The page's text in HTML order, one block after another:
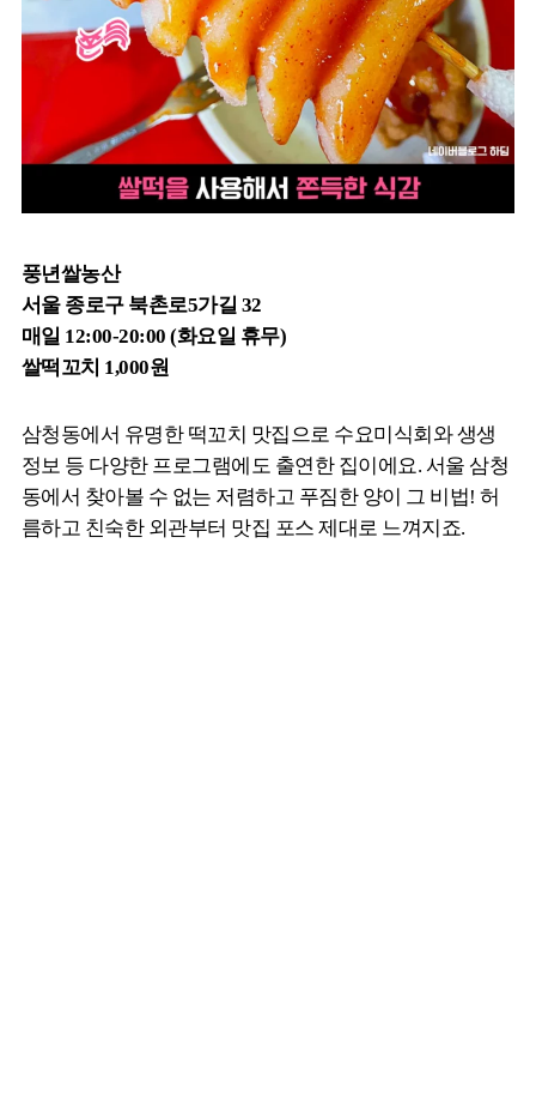
풍년쌀농산
서울 종로구 북촌로5가길 32
매일 12:00-20:00 (화요일 휴무)
쌀떡꼬치 1,000원
삼청동에서 유명한 떡꼬치 맛집으로 수요미식회와 생생
정보 등 다양한 프로그램에도 출연한 집이에요. 서울 삼청
동에서 찾아볼 수 없는 저렴하고 푸짐한 양이 그 비법! 허
름하고 친숙한 외관부터 맛집 포스 제대로 느껴지죠.